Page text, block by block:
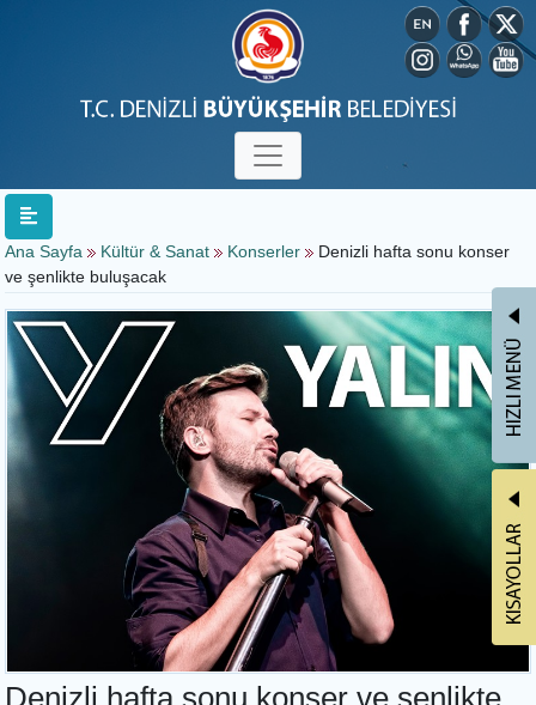
Ana Sayfa Kültür & Sanat Konserler
Denizli hafta sonu konser
ve şenlikte buluşacak
Denizli hafta sonu konser ve şenlikte